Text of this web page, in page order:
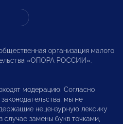
организация малого
«ОПОРА РОССИИ».
модерацию. Согласно
мы не
нецензурную лексику
замены букв точками,